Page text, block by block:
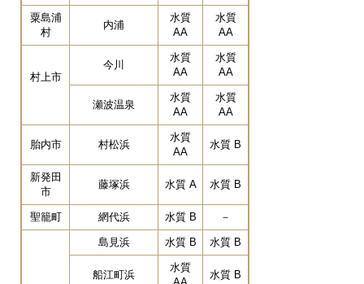
粟島浦
村
内浦
水質
AA
水質
AA
村上市
今川
水質
AA
水質
AA
瀬波温泉
水質
AA
水質
AA
胎内市 村松浜
水質
AA
水質 B
新発田
市
藤塚浜 水質 A 水質 B
聖籠町 網代浜 水質 B －
島見浜 水質 B 水質 B
船江町浜
水質
水質 B